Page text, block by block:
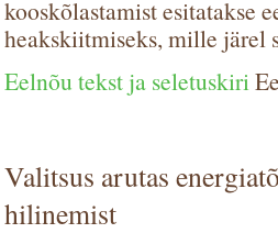
kooskõlastamist esitatakse
heakskiitmiseks, mille järel
Eelnõu tekst ja seletuskiri
Valitsus arutas
hilinemist